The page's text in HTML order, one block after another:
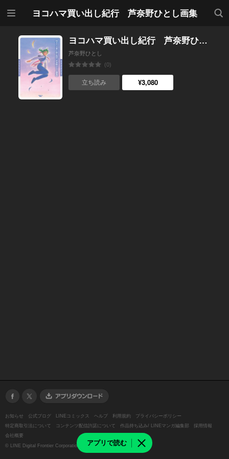
ヨコハマ買い出し紀行 芦奈野ひとし画集
検索
アプリで読む
ヨコハマ買い出し紀行 芦奈野ひとし画集
芦奈野ひとし
(0)
立ち読み ¥3,080
お知らせ 公式ブログ LINEコミックス ヘルプ 利用規約
プライバシーポリシー
特定商取引法について
コンテンツ配信許諾について 作品持ち込み/ LINEマンガ編集部
採用情報
会社概要
© LINE Digital Frontier Corporation